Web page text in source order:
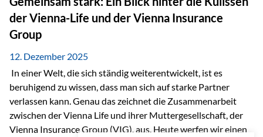
der Vienna-Life und der Vienna Insurance
Group
12. Dezember 2025
In einer Welt, die sich ständig weiterentwickelt, ist es
beruhigend zu wissen, dass man sich auf starke Partner
verlassen kann. Genau das zeichnet die Zusammenarbeit
zwischen der Vienna Life und ihrer Muttergesellschaft, der
Vienna Insurance Group (VIG), aus. Heute werfen wir einen